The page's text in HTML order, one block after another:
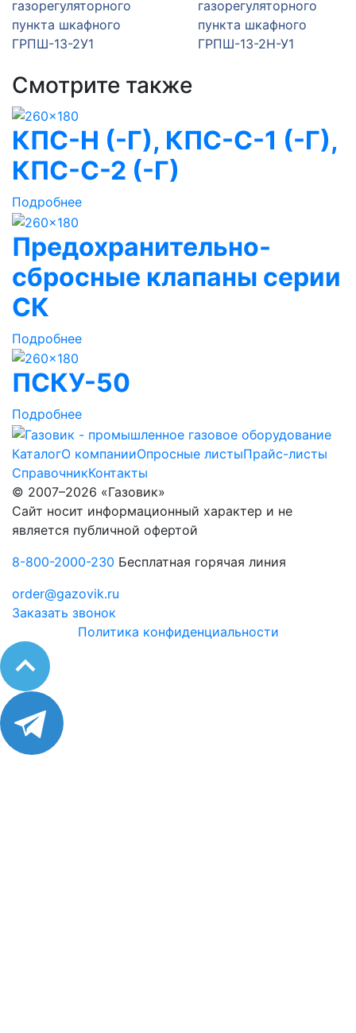
газорегуляторного
пункта шкафного
ГРПШ-13-2У1
газорегуляторного
пункта шкафного
ГРПШ-13-2Н-У1
Смотрите также
КПС-Н (-Г), КПС-С-1 (-Г),
КПС-С-2 (-Г)
Подробнее
Предохранительно-
сбросные клапаны серии
СК
Подробнее
ПСКУ-50
Подробнее
КаталогО компанииОпросные листыПрайс-листы
СправочникКонтакты
© 2007–2026 «Газовик»
Сайт носит информационный характер и не
является публичной офертой
8-800-2000-230 Бесплатная горячая линия
order@gazovik.ru
Заказать звонок
Политика конфиденциальности